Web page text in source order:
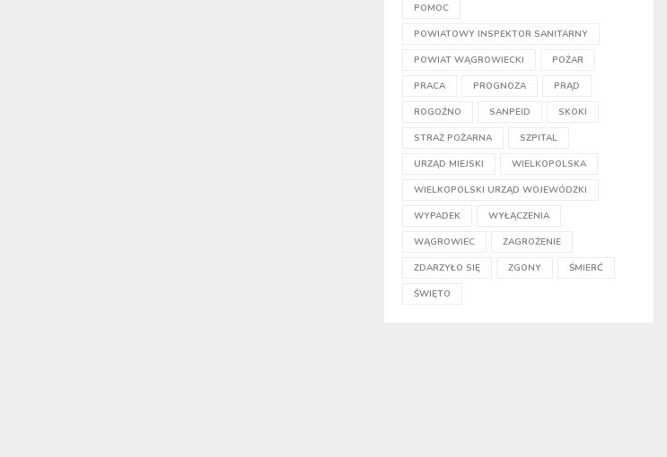
POMOC
POWIATOWY INSPEKTOR SANITARNY
POWIAT WĄGROWIECKI POŻAR
PRACA PROGNOZA PRĄD
ROGOŹNO SANPEID SKOKI
STRAŻ POŻARNA SZPITAL
URZĄD MIEJSKI WIELKOPOLSKA
WIELKOPOLSKI URZĄD WOJEWÓDZKI
WYPADEK WYŁĄCZENIA
WĄGROWIEC ZAGROŻENIE
ZDARZYŁO SIĘ ZGONY ŚMIERĆ
ŚWIĘTO